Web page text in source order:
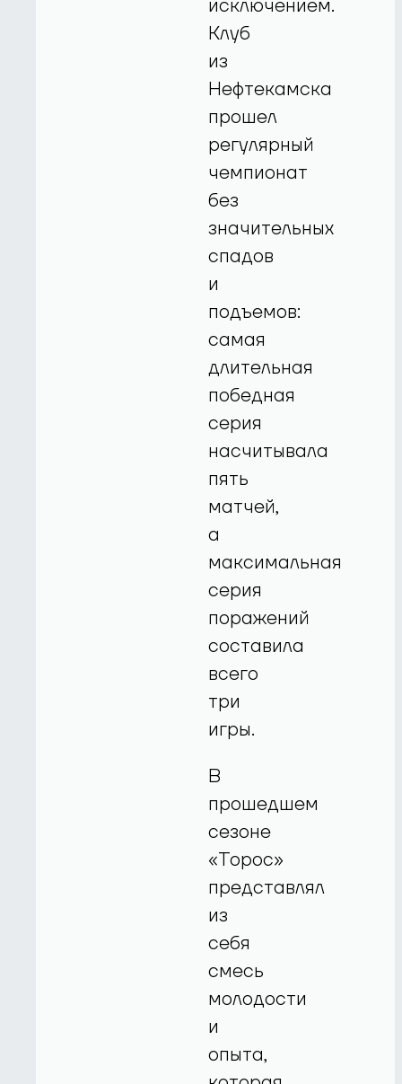
исключением.
Клуб
из
Нефтекамска
прошел
регулярный
чемпионат
без
значительных
спадов
и
подъемов:
самая
длительная
победная
серия
насчитывала
пять
матчей,
а
максимальная
серия
поражений
составила
всего
три
игры.
В
прошедшем
сезоне
«Торос»
представлял
из
себя
смесь
молодости
и
опыта,